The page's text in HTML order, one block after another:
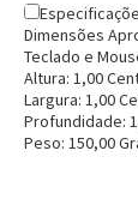
Dimensões
Teclado e
Altura: 1,00
Largura: 1,00
Profundidade:
Peso: 150,00